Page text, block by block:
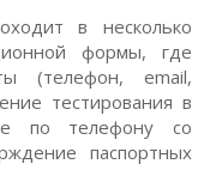
в несколько
формы, где
(телефон, email,
тестирования в
по телефону со
паспортных